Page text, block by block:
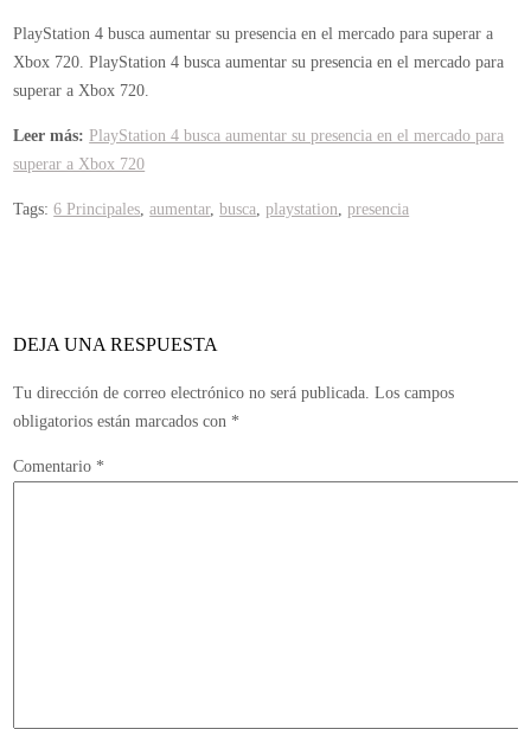
PlayStation 4 busca aumentar su presencia en el mercado para superar a
Xbox 720.PlayStation 4 busca aumentar su presencia en el mercado para
superar a Xbox 720.
Leer más: PlayStation 4 busca aumentar su presencia en el mercado para
superar a Xbox 720
Tags:6 Principales,aumentar,busca,playstation,presencia
DEJA UNA RESPUESTA
Tu dirección de correo electrónico no será publicada. Los campos
obligatorios están marcados con *
Comentario *